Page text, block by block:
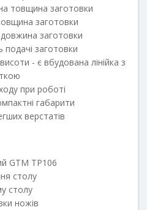
товщина заготовки
заготовки
заготовки
подачі заготовки
- є вбудована лінійка з
при роботі
габарити
верстатів
GTM TP106
столу
столу
ножів